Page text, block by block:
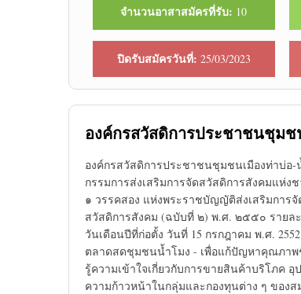
จำนวนอาสาสมัครที่รับ: 10
ปิดรับสมัครวันที่: 25/03/2023
องค์กรสวัสดิการประชาชนชุม
องค์กรสวัสดิการประชาชนชุมชนเมืองท่าบ่
กรรมการส่งเสริมการจัดสวัสดิการสังคมแห่
๑ วรรคสอง แห่งพระราชบัญญัติส่งเสริมการ
สวัสดิการสังคม (ฉบับที่ ๒) พ.ศ. ๒๕๕๐ รายล
วันเดือนปีที่ก่อตั้ง วันที่ 15 กรกฎาคม พ.ศ.
ตลาดสดชุมชนน้ำโมง - เพื่อแก้ปัญหาคุณภาพ
รู้ความเข้าใจเกี่ยวกับการขายสินค้าบริโภค
ความก้าวหน้าในกลุ่มและกองทุนต่าง ๆ ของ